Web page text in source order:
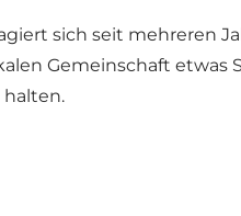
sich seit mehreren
Gemeinschaft